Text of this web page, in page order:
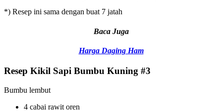
*) Resep ini sama dengan buat 7 jatah
Baca Juga
Harga Daging Ham
Resep Kikil Sapi Bumbu Kuning #3
Bumbu lembut
4 cabai rawit oren